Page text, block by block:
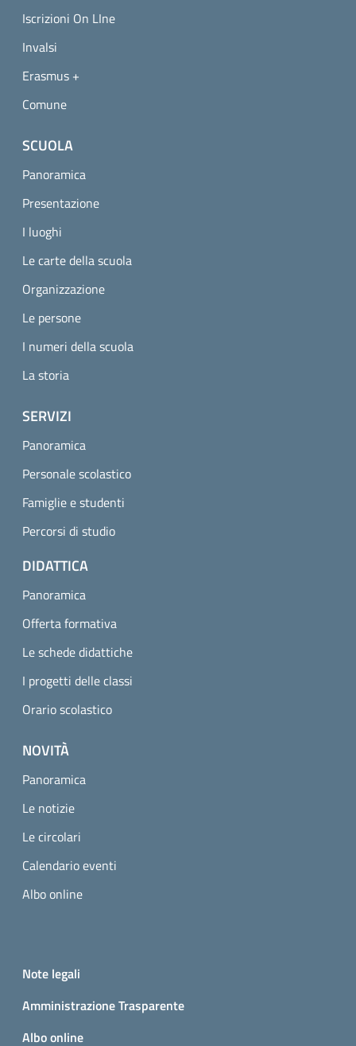
Iscrizioni On LIne
Invalsi
Erasmus +
Comune
SCUOLA
Panoramica
Presentazione
I luoghi
Le carte della scuola
Organizzazione
Le persone
I numeri della scuola
La storia
SERVIZI
Panoramica
Personale scolastico
Famiglie e studenti
Percorsi di studio
DIDATTICA
Panoramica
Offerta formativa
Le schede didattiche
I progetti delle classi
Orario scolastico
NOVITÀ
Panoramica
Le notizie
Le circolari
Calendario eventi
Albo online
Small prints
Note legali
Amministrazione Trasparente
Albo online